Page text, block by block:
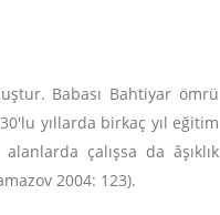
Babası Bahtiyar ömrü
yıllarda birkaç yıl eğitim
çalışsa da âşıklık
2004: 123).